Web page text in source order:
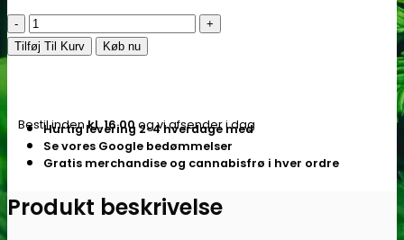
Aluminium
Grinder
(Lille)
-
antal
Tilføj Til Kurv Køb nu
Bestil indenkl. 16.00og vi afsender i dag
Hurtig levering 2-4 hverdage med
Se vores Google bedømmelser
Gratis merchandise og cannabisfrø i hver ordre
Produkt beskrivelse